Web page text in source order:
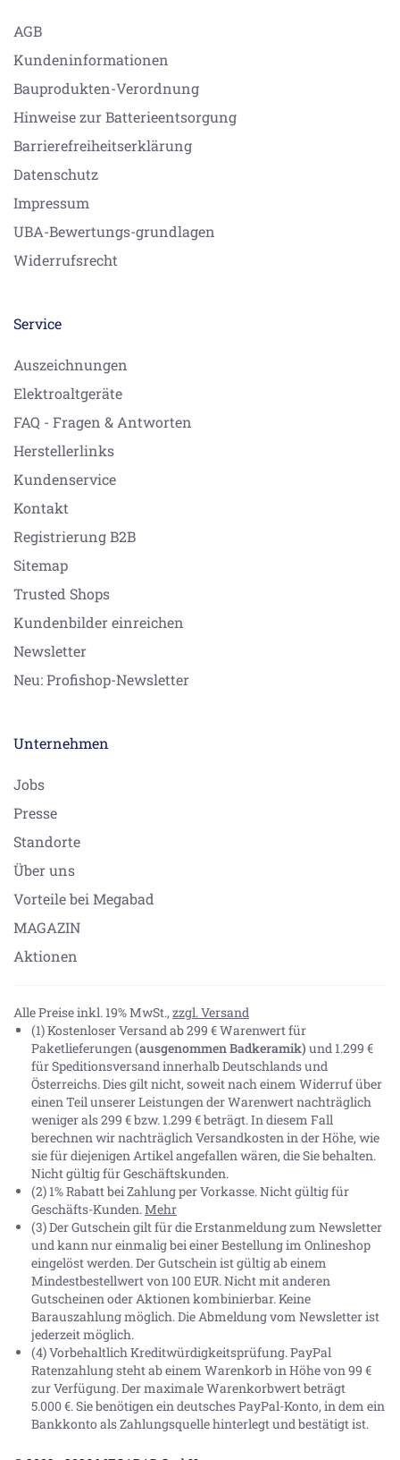
AGB
Kundeninformationen
Bauprodukten-Verordnung
Hinweise zur Batterieentsorgung
Barrierefreiheitserklärung
Datenschutz
Impressum
UBA-Bewertungs-grundlagen
Widerrufsrecht
Service
Auszeichnungen
Elektroaltgeräte
FAQ - Fragen & Antworten
Herstellerlinks
Kundenservice
Kontakt
Registrierung B2B
Sitemap
Trusted Shops
Kundenbilder einreichen
Newsletter
Neu: Profishop-Newsletter
Unternehmen
Jobs
Presse
Standorte
Über uns
Vorteile bei Megabad
MAGAZIN
Aktionen
Alle Preise inkl. 19% MwSt., zzgl. Versand
(1) Kostenloser Versand ab 299 € Warenwert für
Paketlieferungen(ausgenommen Badkeramik) und 1.299 €
für Speditionsversand innerhalb Deutschlands und
Österreichs. Dies gilt nicht, soweit nach einem Widerruf über
einen Teil unserer Leistungen der Warenwert nachträglich
weniger als 299 € bzw. 1.299 € beträgt. In diesem Fall
berechnen wir nachträglich Versandkosten in der Höhe, wie
sie für diejenigen Artikel angefallen wären, die Sie behalten.
Nicht gültig für Geschäftskunden.
(2) 1% Rabatt bei Zahlung per Vorkasse. Nicht gültig für
Geschäfts-Kunden.Mehr
(3) Der Gutschein gilt für die Erstanmeldung zum Newsletter
und kann nur einmalig bei einer Bestellung im Onlineshop
eingelöst werden. Der Gutschein ist gültig ab einem
Mindestbestellwert von 100 EUR. Nicht mit anderen
Gutscheinen oder Aktionen kombinierbar. Keine
Barauszahlung möglich. Die Abmeldung vom Newsletter ist
jederzeit möglich.
(4) Vorbehaltlich Kreditwürdigkeitsprüfung. PayPal
Ratenzahlung steht ab einem Warenkorb in Höhe von99 €
zur Verfügung. Der maximale Warenkorbwert beträgt
5.000 €. Sie benötigen ein deutsches PayPal-Konto, in dem ein
Bankkonto als Zahlungsquelle hinterlegt und bestätigt ist.